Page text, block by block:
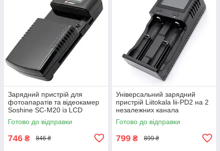
Зарядний пристрій для
фотоапаратів та відеокамер
Soshine SC-M20 із LCD
дисплеєм
Готово до відправки
746 ₴ 846 ₴
Універсальний зарядний
пристрій Liitokala lii-PD2 на 2
незалежних канала
Готово до відправки
799 ₴ 899 ₴